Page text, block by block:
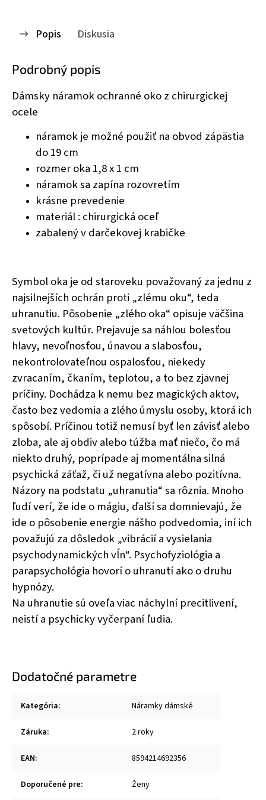
Popis Diskusia
Podrobný popis
Dámsky náramok ochranné oko z chirurgickej
ocele
náramok je možné použiť na obvod zápästia
do 19 cm
rozmer oka 1,8 x 1 cm
náramok sa zapína rozovretím
krásne prevedenie
materiál : chirurgická oceľ
zabalený v darčekovej krabičke
Symbol oka je od staroveku považovaný za jednu z
najsilnejších ochrán proti „zlému oku“, teda
uhranutiu. Pôsobenie „zlého oka“ opisuje väčšina
svetových kultúr. Prejavuje sa náhlou bolesťou
hlavy, nevoľnosťou, únavou a slabosťou,
nekontrolovateľnou ospalosťou, niekedy
zvracaním, čkaním, teplotou, a to bez zjavnej
príčiny. Dochádza k nemu bez magických aktov,
často bez vedomia a zlého úmyslu osoby, ktorá ich
spôsobí. Príčinou totiž nemusí byť len závisť alebo
zloba, ale aj obdiv alebo túžba mať niečo, čo má
niekto druhý, poprípade aj momentálna silná
psychická záťaž, či už negatívna alebo pozitívna.
Názory na podstatu „uhranutia“ sa rôznia. Mnoho
ľudí verí, že ide o mágiu, ďalší sa domnievajú, že
ide o pôsobenie energie nášho podvedomia, iní ich
považujú za dôsledok „vibrácií a vysielania
psychodynamických vĺn“. Psychofyziológia a
parapsychológia hovorí o uhranutí ako o druhu
hypnózy.
Na uhranutie sú oveľa viac náchylní precitlivení,
neistí a psychicky vyčerpaní ľudia.
Dodatočné parametre
Kategória: Náramky dámské
Záruka: 2 roky
EAN: 8594214692356
Doporučené pre: Ženy